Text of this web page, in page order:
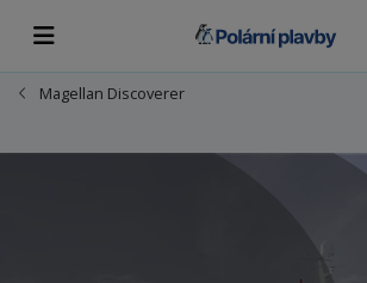
Magellan Discoverer